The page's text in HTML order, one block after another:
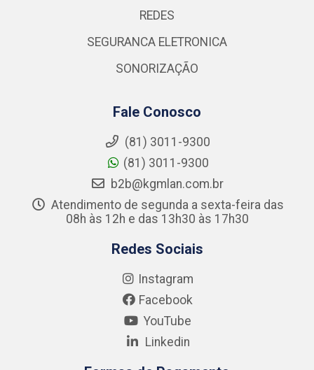
REDES
SEGURANCA ELETRONICA
SONORIZAÇÃO
Fale Conosco
(81) 3011-9300
(81) 3011-9300
b2b@kgmlan.com.br
Atendimento de segunda a sexta-feira das
08h às 12h e das 13h30 às 17h30
Redes Sociais
Instagram
Facebook
YouTube
Linkedin